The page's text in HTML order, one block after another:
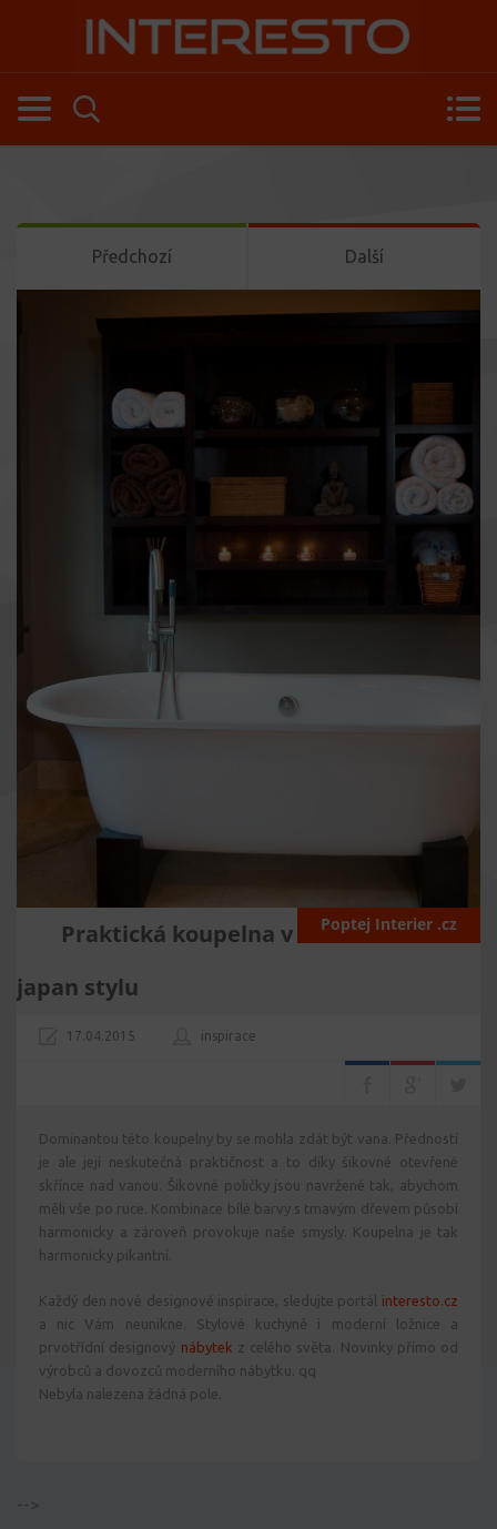
Předchozí Další
Poptej Interier .cz
Praktická koupelna v
japan stylu
17.04.2015 inspirace
Dominantou této koupelny by se mohla zdát být vana. Předností
je ale její neskutečná praktičnost a to díky šikovné otevřené
skřínce nad vanou. Šikovné poličky jsou navržené tak, abychom
měli vše po ruce. Kombinace bílé barvy s tmavým dřevem působí
harmonicky a zároveň provokuje naše smysly. Koupelna je tak
harmonicky pikantní.
Každý den nové designové inspirace, sledujte portál interesto.cz
a nic Vám neunikne. Stylové kuchyně i moderní ložnice a
prvotřídní designový nábytek z celého světa. Novinky přímo od
výrobců a dovozců moderního nábytku. qq
Nebyla nalezena žádná pole.
-->